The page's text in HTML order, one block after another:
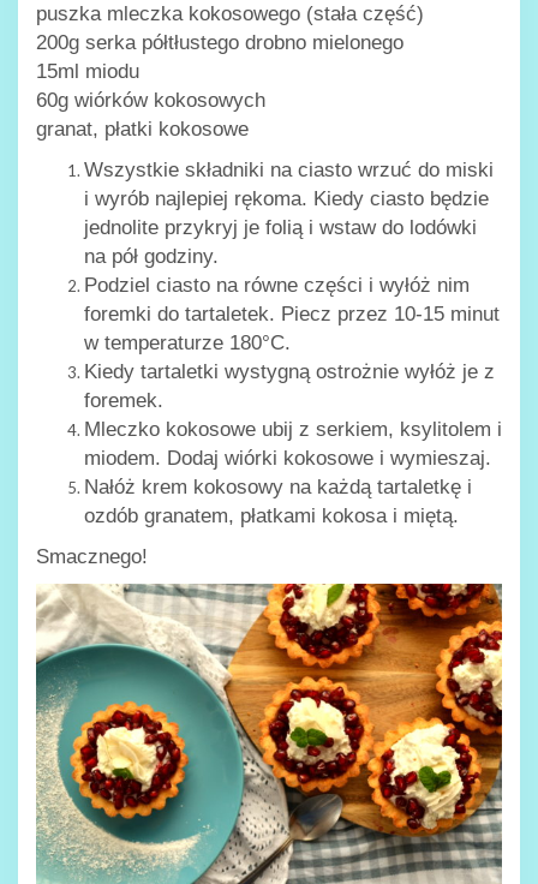
puszka mleczka kokosowego (stała część)
200g serka półtłustego drobno mielonego
15ml miodu
60g wiórków kokosowych
granat, płatki kokosowe
Wszystkie składniki na ciasto wrzuć do miski
i wyrób najlepiej rękoma. Kiedy ciasto będzie
jednolite przykryj je folią i wstaw do lodówki
na pół godziny.
Podziel ciasto na równe części i wyłóż nim
foremki do tartaletek. Piecz przez 10-15 minut
w temperaturze 180°C.
Kiedy tartaletki wystygną ostrożnie wyłóż je z
foremek.
Mleczko kokosowe ubij z serkiem, ksylitolem i
miodem. Dodaj wiórki kokosowe i wymieszaj.
Nałóż krem kokosowy na każdą tartaletkę i
ozdób granatem, płatkami kokosa i miętą.
Smacznego!